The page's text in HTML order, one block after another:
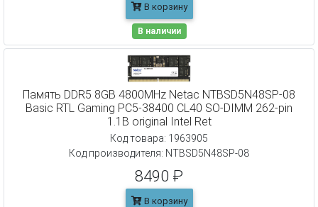
В корзину
В наличии
Память DDR5 8GB 4800MHz Netac NTBSD5N48SP-08
Basic RTL Gaming PC5-38400 CL40 SO-DIMM 262-pin
1.1В original Intel Ret
Код товара: 1963905
Код производителя: NTBSD5N48SP-08
8490 ₽
В корзину